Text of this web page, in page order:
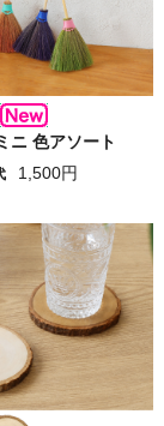
ニ 色アソート
1,500円